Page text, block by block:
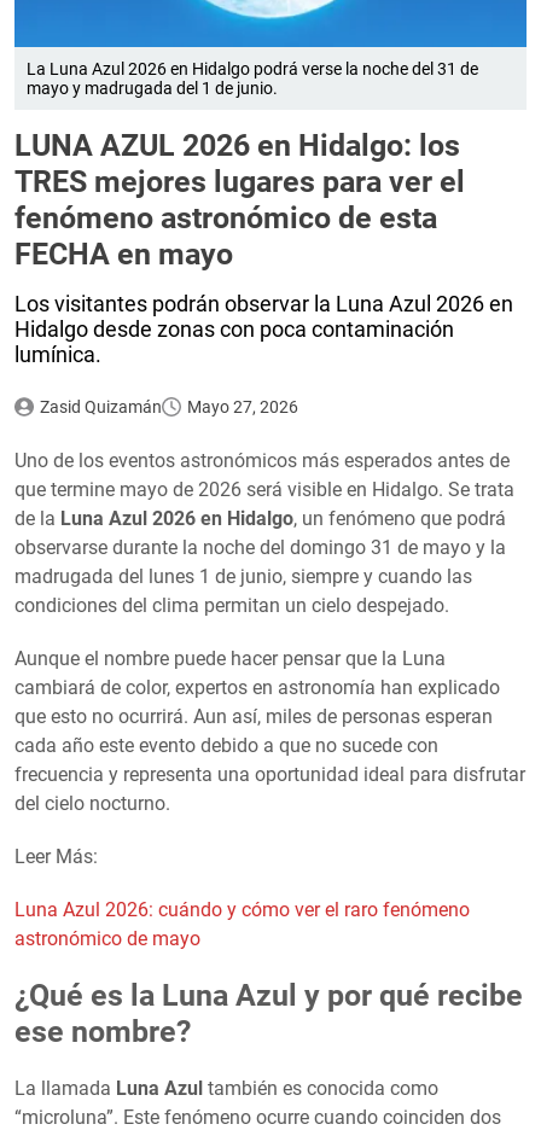
La Luna Azul 2026 en Hidalgo podrá verse la noche del 31 de
mayo y madrugada del 1 de junio.
LUNA AZUL 2026 en Hidalgo: los
TRES mejores lugares para ver el
fenómeno astronómico de esta
FECHA en mayo
Los visitantes podrán observar la Luna Azul 2026 en
Hidalgo desde zonas con poca contaminación
lumínica.
Zasid Quizamán Mayo 27, 2026
Uno de los eventos astronómicos más esperados antes de
que termine mayo de 2026 será visible en Hidalgo. Se trata
de la Luna Azul 2026 en Hidalgo, un fenómeno que podrá
observarse durante la noche del domingo 31 de mayo y la
madrugada del lunes 1 de junio, siempre y cuando las
condiciones del clima permitan un cielo despejado.
Aunque el nombre puede hacer pensar que la Luna
cambiará de color, expertos en astronomía han explicado
que esto no ocurrirá. Aun así, miles de personas esperan
cada año este evento debido a que no sucede con
frecuencia y representa una oportunidad ideal para disfrutar
del cielo nocturno.
Leer Más:
Luna Azul 2026: cuándo y cómo ver el raro fenómeno
astronómico de mayo
¿Qué es la Luna Azul y por qué recibe
ese nombre?
La llamada Luna Azul también es conocida como
“microluna”. Este fenómeno ocurre cuando coinciden dos